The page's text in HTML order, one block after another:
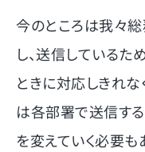
今のところは我々
し、送信しているた
ときに対応しきれな
は各部署で送信す
を変えていく必要も